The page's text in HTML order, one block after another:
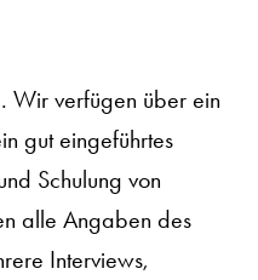
Wir verfügen über ein
gut eingeführtes
Schulung von
alle Angaben des
Interviews,